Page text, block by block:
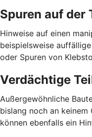
Spuren auf der
Hinweise auf einen
beispielsweise
oder Spuren von
Verdächtige
Außergewöhnliche
bislang noch an keinem
können ebenfalls ein